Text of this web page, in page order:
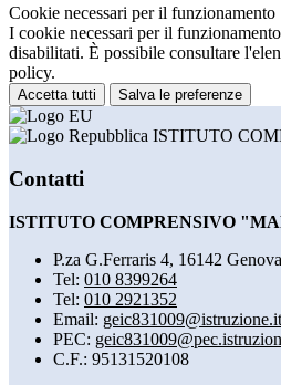
Cookie necessari per il funzionamento
I cookie necessari per il
disabilitati. È possibile consultare
policy.
Accetta tutti Salva le preferenze
ISTITUTO
Contatti
ISTITUTO COMPRENSIVO
P.za G.Ferraris 4, 16142 Genova
Tel: 010 8399264
Tel: 010 2921352
Email: geic831009@istruzione.it
PEC:
C.F.: 95131520108